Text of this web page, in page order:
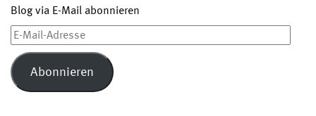
Blog via E-Mail abonnieren
E-
Mail-
Adresse
Abonnieren